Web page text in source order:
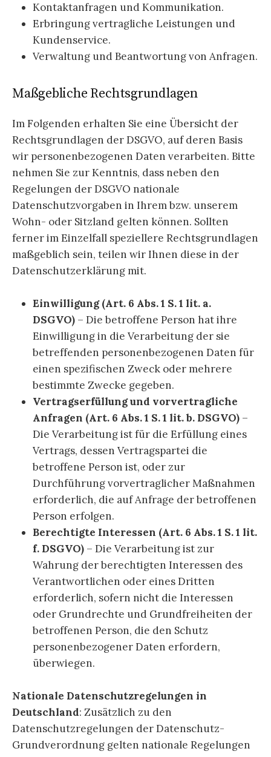
Kontaktanfragen und Kommunikation.
Erbringung vertragliche Leistungen und
Kundenservice.
Verwaltung und Beantwortung von Anfragen.
Maßgebliche Rechtsgrundlagen
Im Folgenden erhalten Sie eine Übersicht der
Rechtsgrundlagen der DSGVO, auf deren Basis
wir personenbezogenen Daten verarbeiten. Bitte
nehmen Sie zur Kenntnis, dass neben den
Regelungen der DSGVO nationale
Datenschutzvorgaben in Ihrem bzw. unserem
Wohn- oder Sitzland gelten können. Sollten
ferner im Einzelfall speziellere Rechtsgrundlagen
maßgeblich sein, teilen wir Ihnen diese in der
Datenschutzerklärung mit.
Einwilligung (Art. 6 Abs. 1 S. 1 lit. a.
DSGVO) – Die betroffene Person hat ihre
Einwilligung in die Verarbeitung der sie
betreffenden personenbezogenen Daten für
einen spezifischen Zweck oder mehrere
bestimmte Zwecke gegeben.
Vertragserfüllung und vorvertragliche
Anfragen (Art. 6 Abs. 1 S. 1 lit. b. DSGVO) –
Die Verarbeitung ist für die Erfüllung eines
Vertrags, dessen Vertragspartei die
betroffene Person ist, oder zur
Durchführung vorvertraglicher Maßnahmen
erforderlich, die auf Anfrage der betroffenen
Person erfolgen.
Berechtigte Interessen (Art. 6 Abs. 1 S. 1 lit.
f. DSGVO) – Die Verarbeitung ist zur
Wahrung der berechtigten Interessen des
Verantwortlichen oder eines Dritten
erforderlich, sofern nicht die Interessen
oder Grundrechte und Grundfreiheiten der
betroffenen Person, die den Schutz
personenbezogener Daten erfordern,
überwiegen.
Nationale Datenschutzregelungen in
Deutschland: Zusätzlich zu den
Datenschutzregelungen der Datenschutz-
Grundverordnung gelten nationale Regelungen